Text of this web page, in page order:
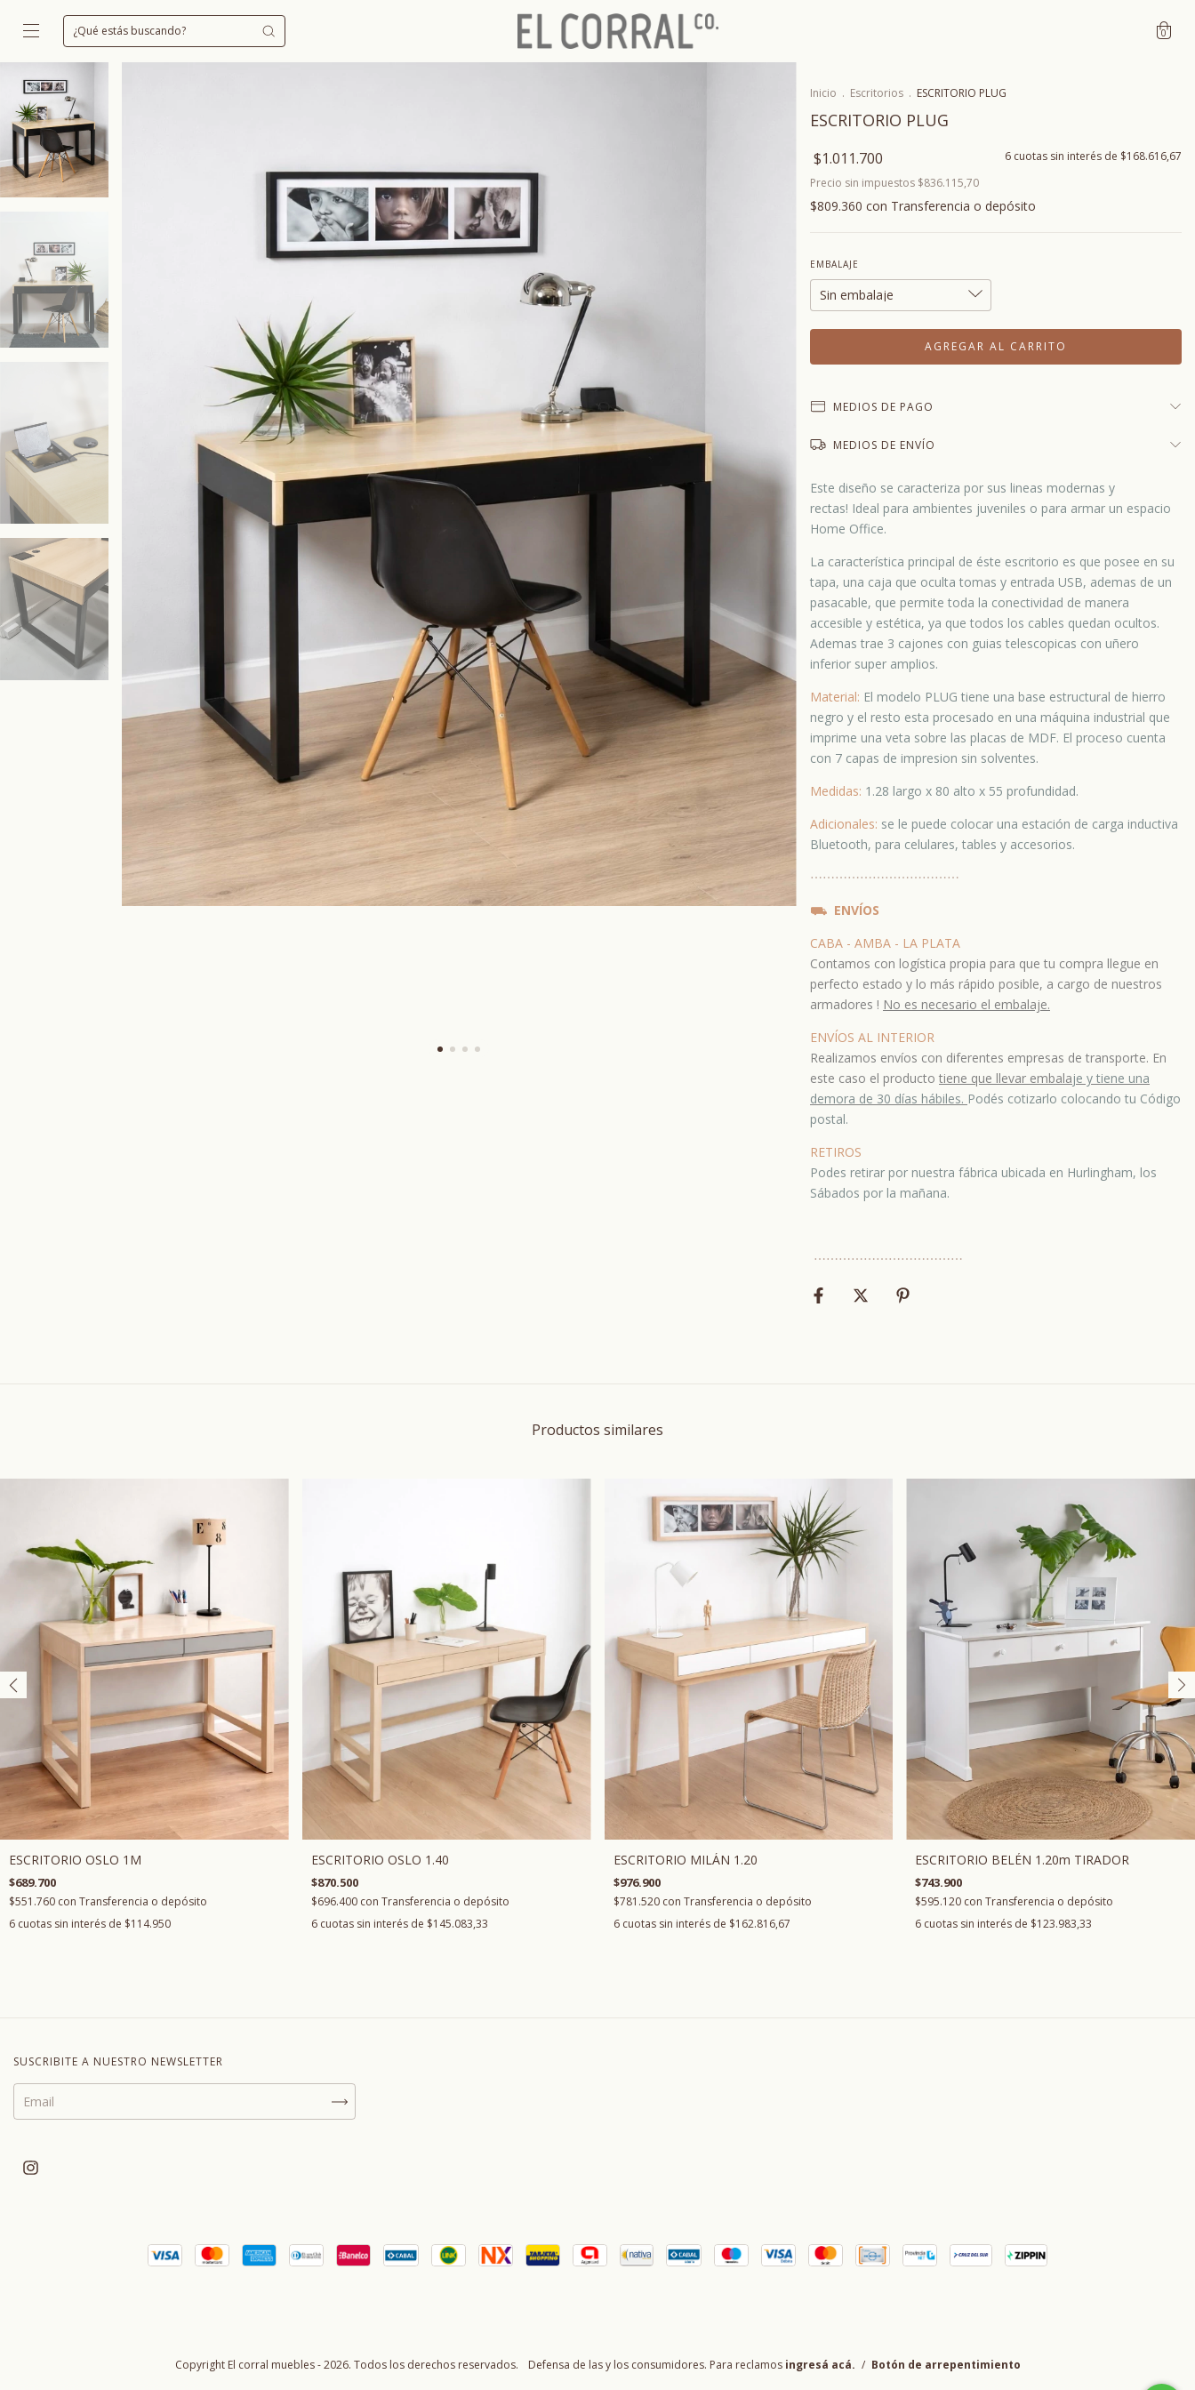
0
Inicio . Escritorios . ESCRITORIO PLUG
ESCRITORIO PLUG
$1.011.700 6 cuotas sin interés de $168.616,67
Precio sin impuestos $836.115,70
$809.360 con Transferencia o depósito
EMBALAJE
MEDIOS DE PAGO
MEDIOS DE ENVÍO
Este diseño se caracteriza por sus lineas modernas y
rectas! Ideal para ambientes juveniles o para armar un espacio
Home Office.
La característica principal de éste escritorio es que posee en su
tapa, una caja que oculta tomas y entrada USB, ademas de un
pasacable, que permite toda la conectividad de manera
accesible y estética, ya que todos los cables quedan ocultos.
Ademas trae 3 cajones con guias telescopicas con uñero
inferior super amplios.
Material: El modelo PLUG tiene una base estructural de hierro
negro y el resto esta procesado en una máquina industrial que
imprime una veta sobre las placas de MDF. El proceso cuenta
con 7 capas de impresion sin solventes.
Medidas: 1.28 largo x 80 alto x 55 profundidad.
Adicionales: se le puede colocar una estación de carga inductiva
Bluetooth, para celulares, tables y accesorios.
⋯⋯⋯⋯⋯⋯⋯⋯⋯⋯⋯⋯
⛟ ENVÍOS
CABA - AMBA - LA PLATA
Contamos con logística propia para que tu compra llegue en
perfecto estado y lo más rápido posible, a cargo de nuestros
armadores ! No es necesario el embalaje.
ENVÍOS AL INTERIOR
Realizamos envíos con diferentes empresas de transporte. En
este caso el producto tiene que llevar embalaje y tiene una
demora de 30 días hábiles. Podés cotizarlo colocando tu Código
postal.
RETIROS
Podes retirar por nuestra fábrica ubicada en Hurlingham, los
Sábados por la mañana.
⋯⋯⋯⋯⋯⋯⋯⋯⋯⋯⋯⋯
Productos similares
ESCRITORIO OSLO 1M
$689.700
$551.760 con Transferencia o depósito
6 cuotas sin interés de $114.950
ESCRITORIO OSLO 1.40
$870.500
$696.400 con Transferencia o depósito
6 cuotas sin interés de $145.083,33
ESCRITORIO MILÁN 1.20
$976.900
$781.520 con Transferencia o depósito
6 cuotas sin interés de $162.816,67
ESCRITORIO BELÉN 1.20m TIRADOR
$743.900
$595.120 con Transferencia o depósito
6 cuotas sin interés de $123.983,33
SUSCRIBITE A NUESTRO NEWSLETTER
Copyright El corral muebles - 2026. Todos los derechos reservados. Defensa de las y los consumidores. Para reclamos ingresá acá. / Botón de arrepentimiento